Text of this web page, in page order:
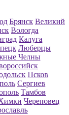
Брянск Великий
Вологда
Калуга
Люберцы
Челны
Псков
Сергиев
Тамбов
Череповец